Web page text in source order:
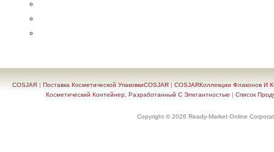
COSJAR | Поставка Косметической УпаковкиCOSJAR | COSJARКоллекции Флаконов И
Косметический Контейнер, Разработанный С Элегантностью | Список
Copyright © 2026 Ready-Market Online